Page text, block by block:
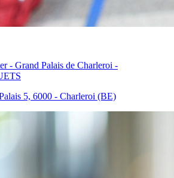
- Grand Palais de Charleroi -
5, 6000 - Charleroi (BE)